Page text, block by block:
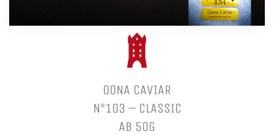
OONA CAVIAR
N°103 – CLASSIC
AB 50G